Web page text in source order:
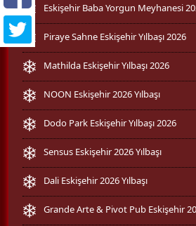
Eskişehir Baba Yorgun Meyhanesi
Piraye Sahne Eskişehir Yılbaşı 2026
Mathilda Eskişehir Yılbaşı 2026
NOON Eskişehir 2026 Yılbaşı
Dodo Park Eskişehir Yılbaşı 2026
Sensus Eskişehir 2026 Yılbaşı
Dali Eskişehir 2026 Yılbaşı
Grande Arte & Pivot Pub Eskişehir